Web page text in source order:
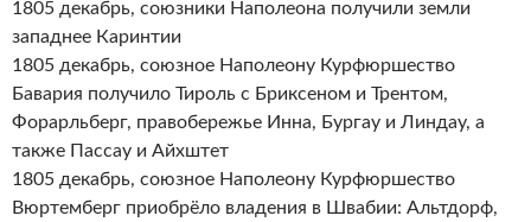
1805 декабрь, союзники Наполеона получили земли
западнее Каринтии
1805 декабрь, союзное Наполеону Курфюршество
Бавария получило Тироль с Бриксеном и Трентом,
Форарльберг, правобережье Инна, Бургау и Линдау, а
также Пассау и Айхштет
1805 декабрь, союзное Наполеону Курфюршество
Вюртемберг приобрёло владения в Швабии: Альтдорф,